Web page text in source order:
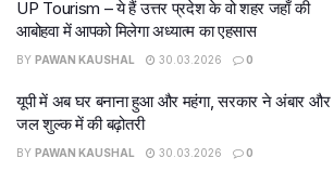
UP Tourism – ये हैं उत्तर प्रदेश के वो शहर जहाँ की
आबोहवा में आपको मिलेगा अध्यात्म का एहसास
BY PAWAN KAUSHAL 30.03.2026 0
यूपी में अब घर बनाना हुआ और महंगा, सरकार ने अंबार और
जल शुल्क में की बढ़ोतरी
BY PAWAN KAUSHAL 30.03.2026 0